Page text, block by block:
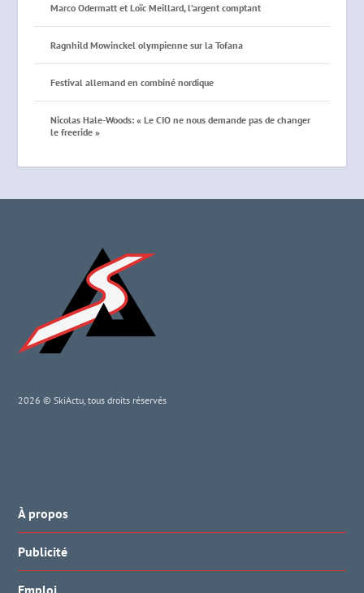
Marco Odermatt et Loïc Meillard, l’argent comptant
Ragnhild Mowinckel olympienne sur la Tofana
Festival allemand en combiné nordique
Nicolas Hale-Woods: « Le CIO ne nous demande pas de changer
le freeride »
2026 © SkiActu, tous droits réservés
À propos
Publicité